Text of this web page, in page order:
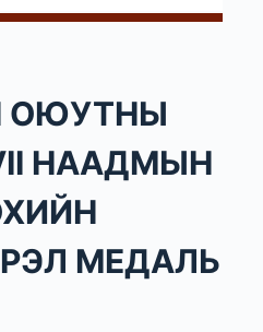
ОЮУТНЫ
НААДМЫН
МЕДАЛЬ